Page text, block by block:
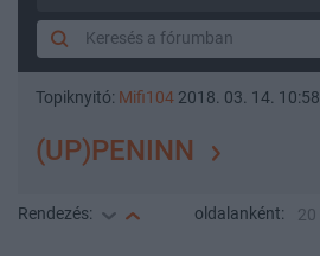
Topiknyitó: Mifi104 2018. 03. 14. 10:58
(UP)PENINN
Rendezés: oldalanként: 20